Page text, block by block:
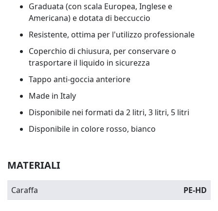
Graduata (con scala Europea, Inglese e
Americana) e dotata di beccuccio
Resistente, ottima per l'utilizzo professionale
Coperchio di chiusura, per conservare o
trasportare il liquido in sicurezza
Tappo anti-goccia anteriore
Made in Italy
Disponibile nei formati da 2 litri, 3 litri, 5 litri
Disponibile in colore rosso, bianco
MATERIALI
Caraffa PE-HD